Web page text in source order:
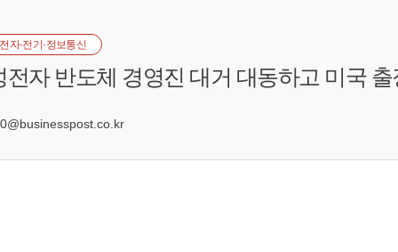
전자·전기·정보통신
전자 반도체 경영진 대거 대동하고 미국 출